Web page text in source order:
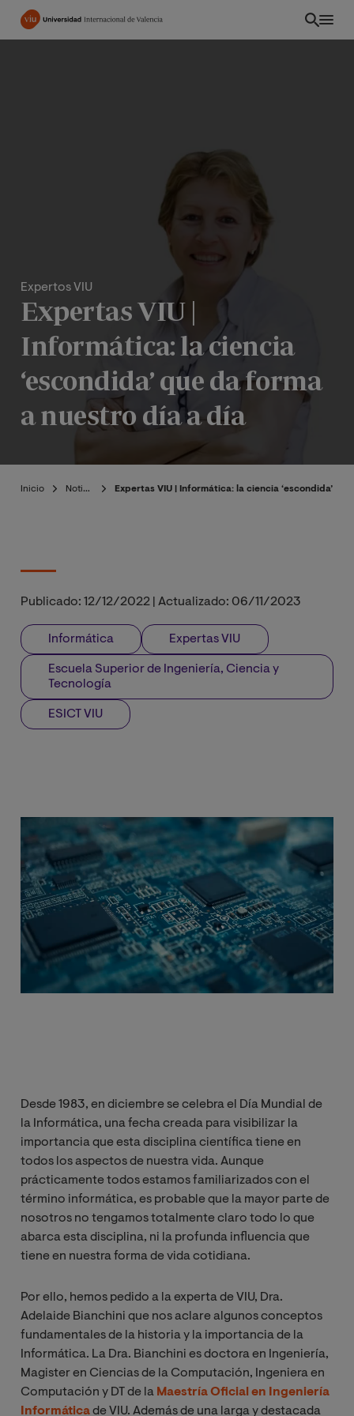
Pasar
Expertos VIU
Expertas VIU |
Informática: la ciencia
‘escondida’ que da forma
a nuestro día a día
Inicio Noticias Expertas VIU | Informática: la ciencia ‘escondida’
Publicado: 12/12/2022 Actualizado: 06/11/2023
Informática Expertas VIU
Escuela Superior de Ingeniería, Ciencia y
Tecnología
ESICT VIU
Desde 1983, en diciembre se celebra el Día Mundial de
la Informática, una fecha creada para visibilizar la
importancia que esta disciplina científica tiene en
todos los aspectos de nuestra vida. Aunque
prácticamente todos estamos familiarizados con el
término informática, es probable que la mayor parte de
nosotros no tengamos totalmente claro todo lo que
abarca esta disciplina, ni la profunda influencia que
tiene en nuestra forma de vida cotidiana.
Por ello, hemos pedido a la experta de VIU, Dra.
Adelaide Bianchini que nos aclare algunos conceptos
fundamentales de la historia y la importancia de la
Informática. La Dra. Bianchini es doctora en Ingeniería,
Magister en Ciencias de la Computación, Ingeniera en
Computación y DT de la Maestría Oficial en Ingeniería
Informáticade VIU. Además de una larga y destacada